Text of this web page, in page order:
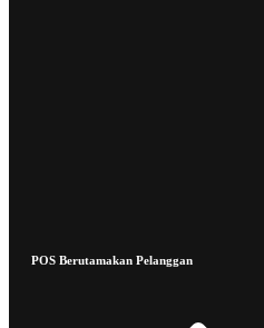
POS Berutamakan Pelanggan